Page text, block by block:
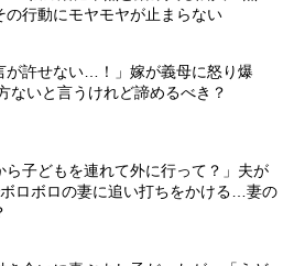
の行動にモヤモヤが止まらない
が許せない…！」嫁が義母に怒り爆
ないと言うけれど諦めるべき？
ら子どもを連れて外に行って？」夫が
ロボロの妻に追い打ちをかける…妻の